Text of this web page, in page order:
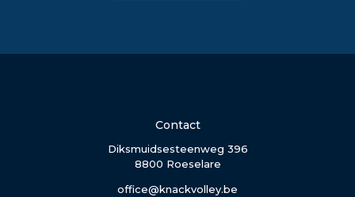
Contact
Diksmuidsesteenweg 396
8800 Roeselare
office@knackvolley.be